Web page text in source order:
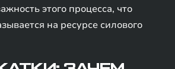
этого процесса, что
на ресурсе силового